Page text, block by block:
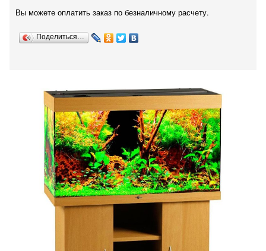
Вы можете оплатить заказ по безналичному расчету.
Поделиться…